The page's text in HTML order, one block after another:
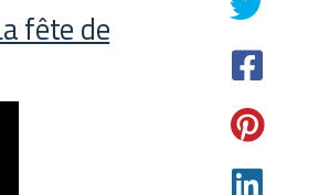
fête de